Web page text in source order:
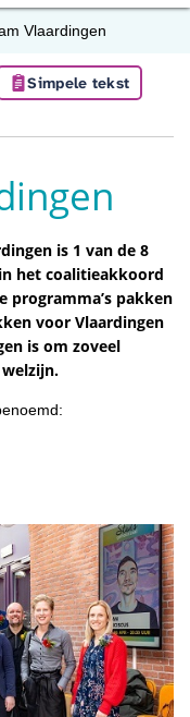
Vlaardingen
Simpele tekst
is 1 van de 8
het coalitieakkoord
programma’s pakken
voor Vlaardingen
is om zoveel